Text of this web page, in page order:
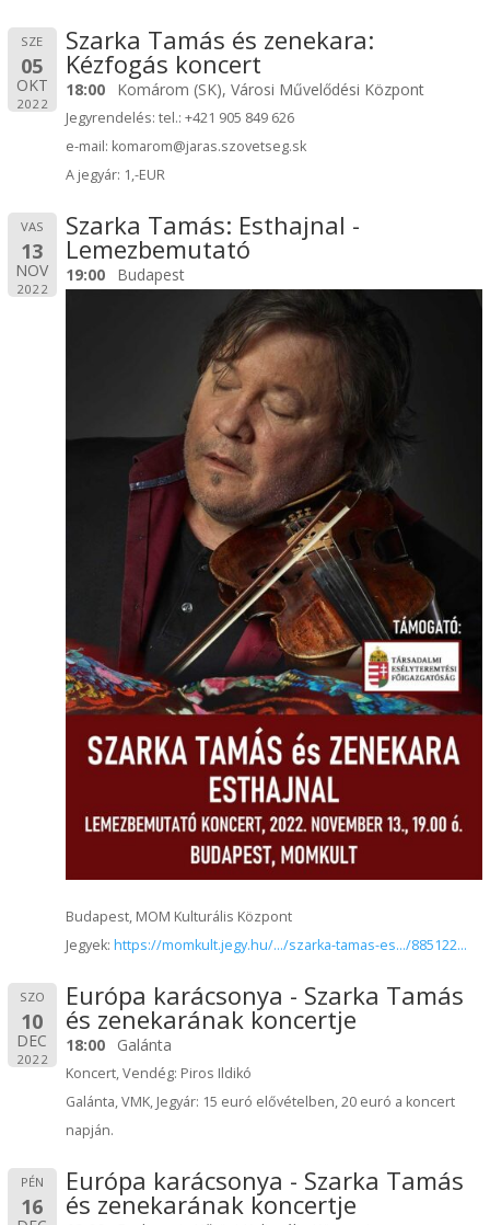
SZE
05
OKT
2022
Szarka Tamás és zenekara:
Kézfogás koncert
18:00 Komárom (SK), Városi Művelődési Központ
Jegyrendelés: tel.: +421 905 849 626
e-mail: komarom@jaras.szovetseg.sk
A jegyár: 1,-EUR
VAS
13
NOV
2022
Szarka Tamás: Esthajnal -
Lemezbemutató
19:00 Budapest
Budapest, MOM Kulturális Központ
Jegyek:https://momkult.jegy.hu/.../szarka-tamas-es.../885122...
SZO
10
DEC
2022
Európa karácsonya - Szarka Tamás
és zenekarának koncertje
18:00 Galánta
Koncert, Vendég: Piros Ildikó
Galánta, VMK, Jegyár: 15 euró elővételben, 20 euró a koncert
napján.
PÉN
16
Európa karácsonya - Szarka Tamás
és zenekarának koncertje